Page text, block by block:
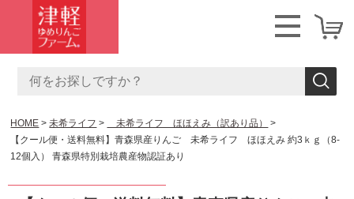
HOME 未希ライフ
未希ライフ ほほえみ（訳あり品）
【クール便・送料無料】青森県産りんご 未希ライフ ほほえみ 約3ｋｇ（8-
12個入） 青森県特別栽培農産物認証あり